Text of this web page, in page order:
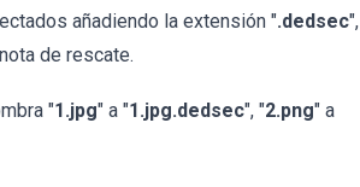
añadiendo la extensión ".dedsec",
de rescate.
"1.jpg" a "1.jpg.dedsec", "2.png" a